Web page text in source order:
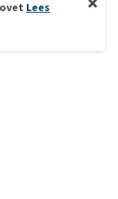
Lees